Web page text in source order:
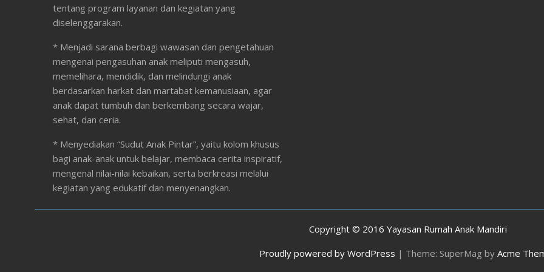
tentang program layanan dan kegiatan yang
diselenggarakan.
* Menjadi sarana berbagi wawasan dan pengetahuan
mengenai pengasuhan anak meliputi mengasuh,
memelihara, mendidik, dan melindungi anak
berdasarkan harkat dan martabat kemanusiaan, agar
anak dapat tumbuh dan berkembang secara wajar,
sehat, dan ceria.
* Menyediakan “Sudut Anak Pintar”, yaitu kolom khusus
bagi anak-anak untuk belajar, membaca cerita inspiratif,
mengenal nilai-nilai kebaikan, serta berkreasi melalui
kegiatan yang edukatif dan menyenangkan.
Copyright © 2016 Yayasan Rumah Anak Mandiri
Proudly powered by WordPress | Theme: SuperMag by Acme